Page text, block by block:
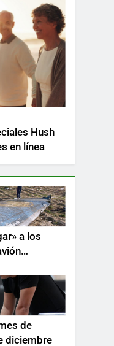
Hush
en línea
a los
arrestos
de
diciembre